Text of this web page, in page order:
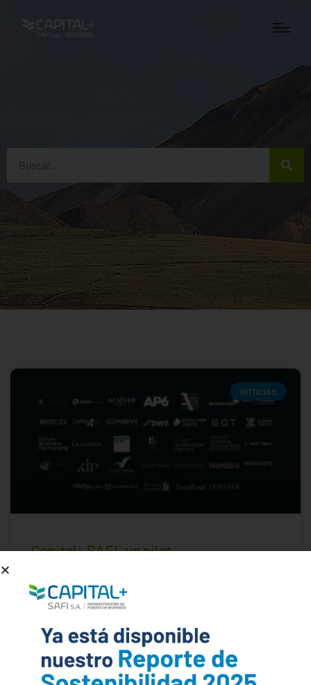
NOTICIAS
Capital+ SAFI, un pilot
for Private Equity Funds
año, Capital+SAFI viene desarrollando dos fondos de
inversión de impacto en Bolivia alineados a los Objetivos
de Desarrollo Sostenible de las Naciones Unidas. Por esta
razón, fue invitado como Pilot Partner de